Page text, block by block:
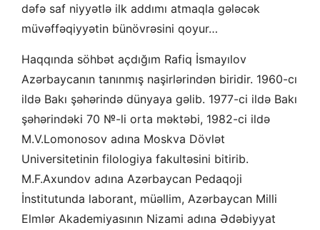
dəfə saf niyyətlə ilk addımı atmaqla gələcək
müvəffəqiyyətin bünövrəsini qoyur…
Haqqında söhbət açdığım Rafiq İsmayılov
Azərbaycanın tanınmış naşirlərindən biridir. 1960-cı
ildə Bakı şəhərində dünyaya gəlib. 1977-ci ildə Bakı
şəhərindəki 70 №-li orta məktəbi, 1982-ci ildə
M.V.Lomonosov adına Moskva Dövlət
Universitetinin filologiya fakultəsini bitirib.
M.F.Axundov adına Azərbaycan Pedaqoji
İnstitutunda laborant, müəllim, Azərbaycan Milli
Elmlər Akademiyasının Nizami adına Ədəbiyyat